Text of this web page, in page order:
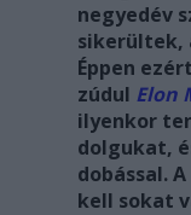
negyedév
sikerültek,
Éppen
zúdul Elon
ilyenkor
dolgukat,
dobással.
kell sokat